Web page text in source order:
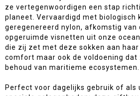
ze vertegenwoordigen een stap
planeet. Vervaardigd met biologisch
geregenereerd nylon, afkomstig van
opgeruimde visnetten uit onze
die zij zet met deze sokken aan
comfort maar ook de voldoening
behoud van maritieme ecosystemen.
Perfect voor dagelijks gebruik of als